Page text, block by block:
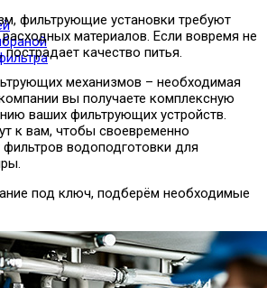
фильтрующие установки требуют
материалов. Если вовремя не
качество питья.
механизмов – необходимая
вы получаете комплексную
ваших фильтрующих устройств.
к вам, чтобы своевременно
водоподготовки для
под ключ, подберём необходимые